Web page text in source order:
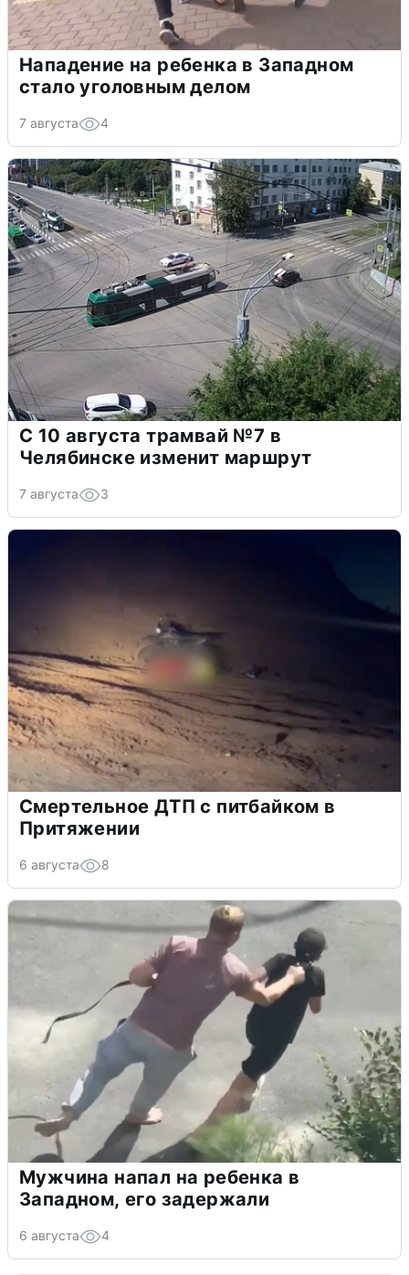
Нападение на ребенка в Западном
стало уголовным делом
7 августа 4
С 10 августа трамвай №7 в
Челябинске изменит маршрут
7 августа 3
Смертельное ДТП с питбайком в
Притяжении
6 августа 8
Мужчина напал на ребенка в
Западном, его задержали
6 августа 4